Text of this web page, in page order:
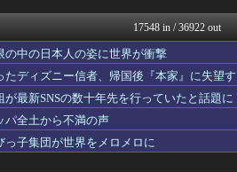
ｗｗｗｗ...
V速ニュップ
B。お...
奥様は鬼女-DQN返しま
奥様は鬼女-DQN返し
がーるずレポート - ガ
VIPPER速報
ｗｗ
筋肉速報
ヌルにな...
えっ!?またここのサイト
17548 in / 36922 out
中の日本人の姿に世界が衝撃
ディズニー信者、帰国後『本家』に失望
最新SNSの数十年先を行っていたと話題に
全土から不満の声
子集団が世界をメロメロに